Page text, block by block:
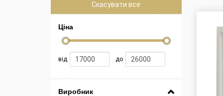
Скасувати все
Ціна
від до
Виробник